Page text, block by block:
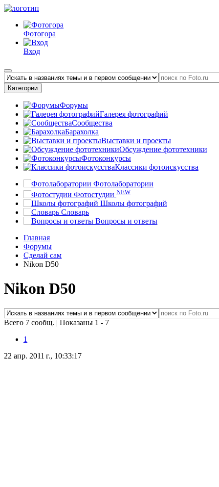
Фотогора
Вход
Категории
Форумы
Галерея фотографий
Сообщества
Барахолка
Выставки и проекты
Обсуждение фототехники
Фотоконкурсы
Классики фотоискусства
Фотолаборатории
Фотостудии NEW
Школы фотографий
Словарь
Вопросы и ответы
Главная
Форумы
Сделай сам
Nikon D50
Nikon D50
Всего 7 сообщ. | Показаны 1 - 7
1
22 апр. 2011 г., 10:33:17